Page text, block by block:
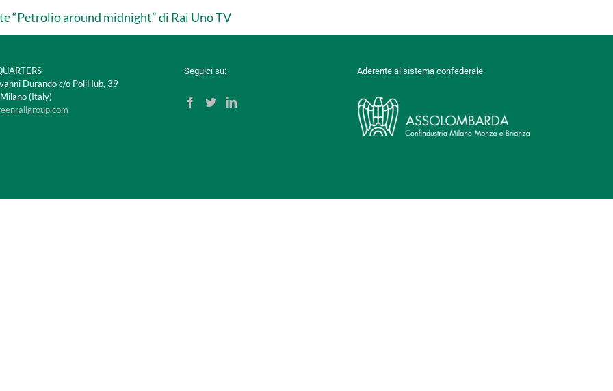
“Petrolio around midnight” di Rai Uno TV
Durando c/o PoliHub, 39
(Italy)
Seguici su: Aderente al sistema confederale